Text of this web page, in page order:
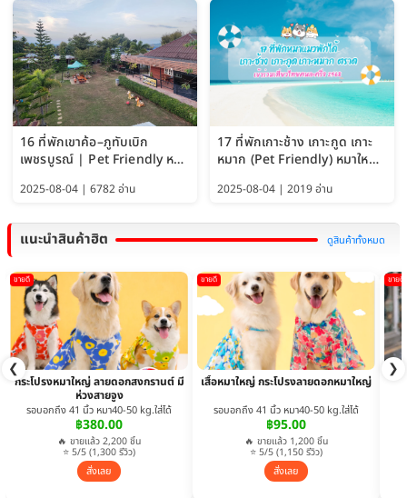
16 ที่พักเขาค้อ–ภูทับเบิก
เพชรบูรณ์ | Pet Friendly หมา
2025-08-04 | 6782 อ่าน
17 ที่พักเกาะช้าง เกาะกูด เกาะ
หมาก (Pet Friendly) หมาใหญ่
2025-08-04 | 2019 อ่าน
แนะนำสินค้าฮิต ดูสินค้าทั้งหมด
❮ ❯
ขายดี
กระโปรงหมาใหญ่ ลายดอกสงกรานต์ มี
ห่วงสายจูง
รอบอกถึง 41 นิ้ว หมา40-50 kg.ใส่ได้
฿380.00
🔥 ขายแล้ว 2,200 ชิ้น
⭐ 5/5 (1,300 รีวิว)
สั่งเลย
ขายดี
เสื้อหมาใหญ่ กระโปรงลายดอกหมาใหญ่
รอบอกถึง 41 นิ้ว หมา40-50 kg.ใส่ได้
฿95.00
🔥 ขายแล้ว 1,200 ชิ้น
⭐ 5/5 (1,150 รีวิว)
สั่งเลย
ขายดี